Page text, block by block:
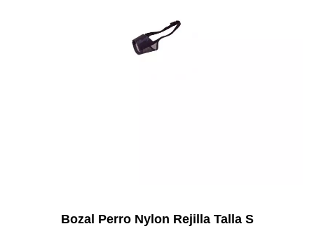
Bozal Perro Nylon Rejilla Talla S